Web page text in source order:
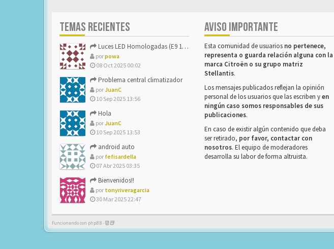
TEMAS RECIENTES
Luces LED Homologadas (E9 16785)
porpowa
08 Oct 2025 00:02
Problema central climatizador
porJuanC
10 Sep 2025 13:56
Hola
porJuanC
10 Sep 2025 13:53
android auto
por fefisardella
07 Abr 2025 03:35
Bienvenidos!!
por tonyriveragarcia
30 Mar 2025 22:47
AVISO IMPORTANTE
Esta comunidad de usuarios no pertenece,
representa o guarda relación alguna con la
marca Citroën o su grupo matriz
Stellantis.
Los mensajes publicados reflejan la opinión
personal de los usuarios que las escriben yen
ningún caso somos responsables de sus
publicaciones.
En caso de existir algún contenido que deba
ser retirado, por favor, contactar con
nosotros. El equipo de moderadores
desarrolla su labor de forma altruista.
Funcionando con phpBB -